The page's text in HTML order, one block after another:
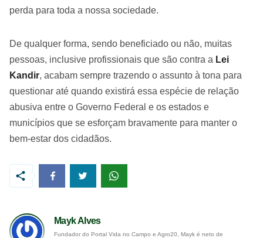
perda para toda a nossa sociedade.
De qualquer forma, sendo beneficiado ou não, muitas
pessoas, inclusive profissionais que são contra a Lei
Kandir, acabam sempre trazendo o assunto à tona para
questionar até quando existirá essa espécie de relação
abusiva entre o Governo Federal e os estados e
municípios que se esforçam bravamente para manter o
bem-estar dos cidadãos.
Mayk Alves
Fundador do Portal Vida no Campo e Agro20, Mayk é neto de